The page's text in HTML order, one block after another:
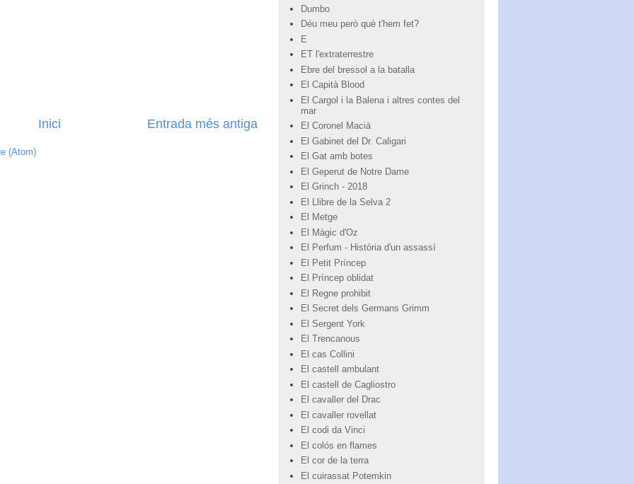
Entrada més antiga
Inici
(Atom)
Dumbo
Déu meu però què t'hem fet?
E
ET l'extraterrestre
Ebre del bressol a la batalla
El Capità Blood
El Cargol i la Balena i altres contes del
mar
El Coronel Macià
El Gabinet del Dr. Caligari
El Gat amb botes
El Geperut de Notre Dame
El Grinch - 2018
El Llibre de la Selva 2
El Metge
El Màgic d'Oz
El Perfum - Història d'un assassí
El Petit Príncep
El Príncep oblidat
El Regne prohibit
El Secret dels Germans Grimm
El Sergent York
El Trencanous
El cas Collini
El castell ambulant
El castell de Cagliostro
El cavaller del Drac
El cavaller rovellat
El codi da Vinci
El colós en flames
El cor de la terra
El cuirassat Potemkin